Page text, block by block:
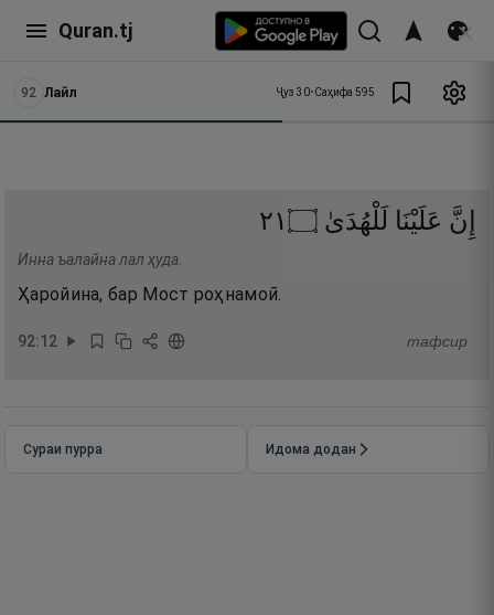
Quran.tj
92 Лайл Ҷуз 30•Саҳифа 595
إِنَّ عَلَيْنَا لَلْهُدَىٰ ۝١٢
Инна ъалайна лал ҳуда.
Ҳаройина, бар Мост роҳнамоӣ.
92:12 тафсир
Сураи пурра Идома додан